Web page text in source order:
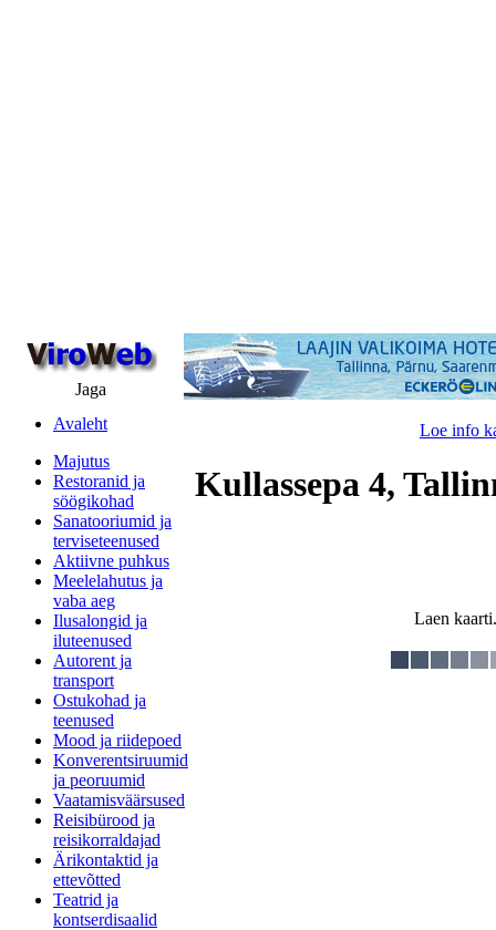
Jaga
Avaleht
Majutus
Restoranid ja
söögikohad
Sanatooriumid ja
terviseteenused
Aktiivne puhkus
Meelelahutus ja
vaba aeg
Ilusalongid ja
iluteenused
Autorent ja
transport
Ostukohad ja
teenused
Mood ja riidepoed
Konverentsiruumid
ja peoruumid
Vaatamisväärsused
Reisibürood ja
reisikorraldajad
Ärikontaktid ja
ettevõtted
Teatrid ja
kontserdisaalid
Loe info
Kullassepa 4,
Laen